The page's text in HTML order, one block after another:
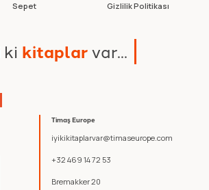
Timaş Europe
iyikikitaplarvar@timaseurope.com
+32 469 14 72 53
Bremakker 20
Sepet
Gizlilik Politikası
ki kitaplarvar...